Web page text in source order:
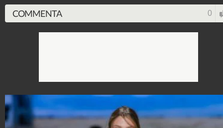
1.515.096.336-1.957 video-138.074 foto
COMMENTA 0